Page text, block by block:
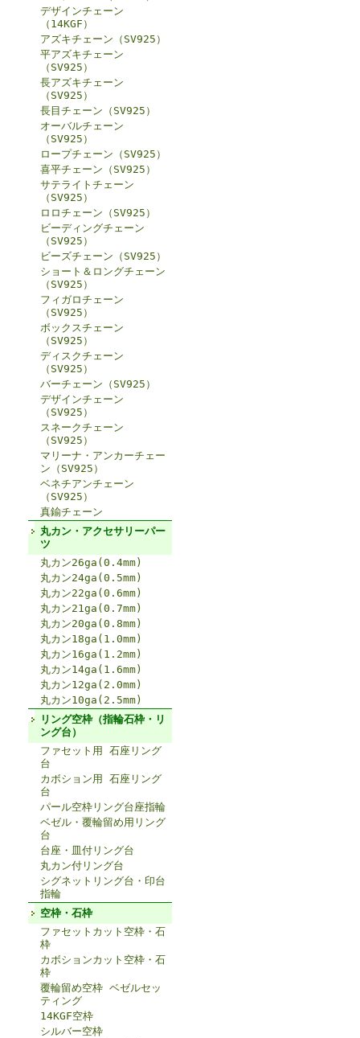
デザインチェーン
（14KGF）
アズキチェーン（SV925）
平アズキチェーン
（SV925）
長アズキチェーン
（SV925）
長目チェーン（SV925）
オーバルチェーン
（SV925）
ロープチェーン（SV925）
喜平チェーン（SV925）
サテライトチェーン
（SV925）
ロロチェーン（SV925）
ビーディングチェーン
（SV925）
ビーズチェーン（SV925）
ショート＆ロングチェーン
（SV925）
フィガロチェーン
（SV925）
ボックスチェーン
（SV925）
ディスクチェーン
（SV925）
バーチェーン（SV925）
デザインチェーン
（SV925）
スネークチェーン
（SV925）
マリーナ・アンカーチェー
ン（SV925）
ベネチアンチェーン
（SV925）
真鍮チェーン
丸カン・アクセサリーパー
ツ
丸カン26ga(0.4mm)
丸カン24ga(0.5mm)
丸カン22ga(0.6mm)
丸カン21ga(0.7mm)
丸カン20ga(0.8mm)
丸カン18ga(1.0mm)
丸カン16ga(1.2mm)
丸カン14ga(1.6mm)
丸カン12ga(2.0mm)
丸カン10ga(2.5mm)
リング空枠（指輪石枠・リ
ング台）
ファセット用 石座リング
台
カボション用 石座リング
台
パール空枠リング台座指輪
ベゼル・覆輪留め用リング
台
台座・皿付リング台
丸カン付リング台
シグネットリング台・印台
指輪
空枠・石枠
ファセットカット空枠・石
枠
カボションカット空枠・石
枠
覆輪留め空枠 ベゼルセッ
ティング
14KGF空枠
シルバー空枠